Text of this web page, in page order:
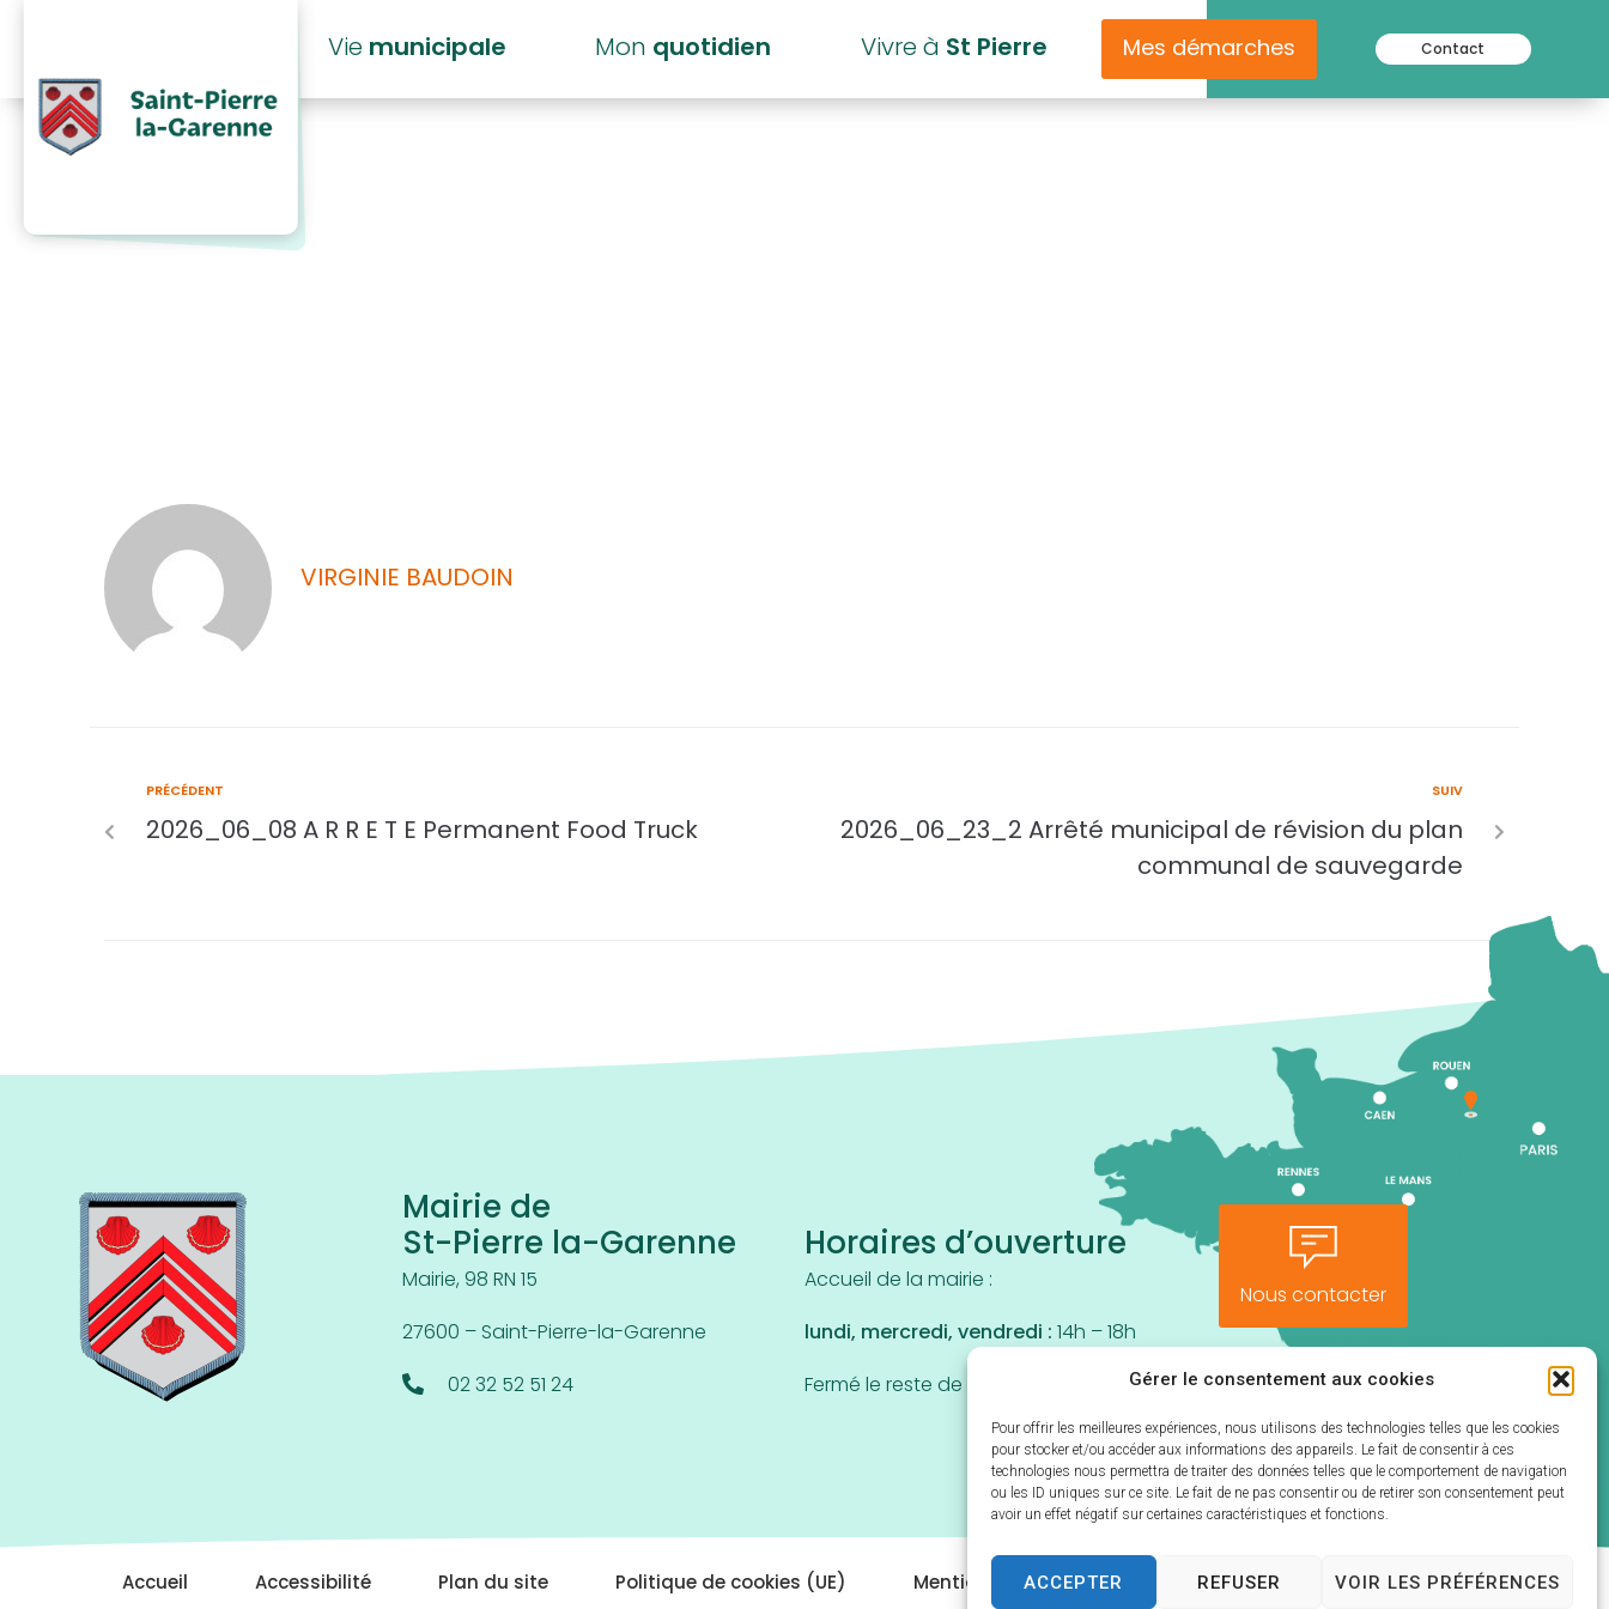
Gérer le consentement aux cookies
Pour offrir les meilleures expériences, nous utilisons des technologies telles que les cookies
pour stocker et/ou accéder aux informations des appareils. Le fait de consentir à ces
technologies nous permettra de traiter des données telles que le comportement de navigation
ou les ID uniques sur ce site. Le fait de ne pas consentir ou de retirer son consentement peut
avoir un effet négatif sur certaines caractéristiques et fonctions.
ACCEPTER REFUSER VOIR LES PRÉFÉRENCES
Vie municipale Mon quotidien Vivre à St Pierre Mes démarches Contact
2026_06_16 A R R E T E circulation ETS
VIRGINIE BAUDOIN
PRÉCÉDENT
2026_06_08 A R R E T E Permanent Food Truck
SUIV
2026_06_23_2 Arrêté municipal de révision du plan
communal de sauvegarde
Mairie de
St-Pierre la-Garenne
Mairie, 98 RN 15
27600 – Saint-Pierre-la-Garenne
02 32 52 51 24
Horaires d’ouverture
Accueil de la mairie :
lundi, mercredi, vendredi : 14h – 18h
Fermé le reste de la semaine.
Nous contacter
Accueil Accessibilité Plan du site Politique de cookies (UE) Mentions Légales Traitement de données personnelles